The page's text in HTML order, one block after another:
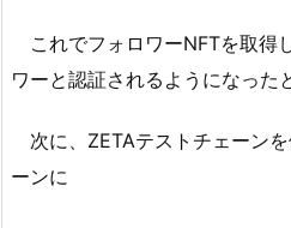
これでフォロワーNFTを取得
ワーと認証されるようになった
次に、ZETAテストチェーン
ーンに